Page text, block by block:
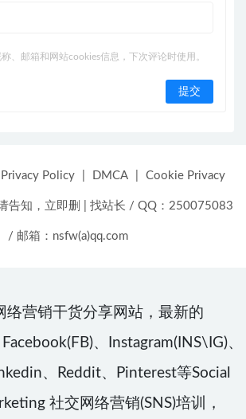
、邮箱和网站cookies信息，下次评论时使用。
Privacy Policy DMCA Cookie Privacy
告知，立即删 找站长 / QQ：250075083
/ 邮箱：nsfw(a)qq.com
络营销干货分享网站，最新的
、Instagram(INS\IG)、
、Reddit、Pinterest等Social
社交网络营销(SNS)培训，